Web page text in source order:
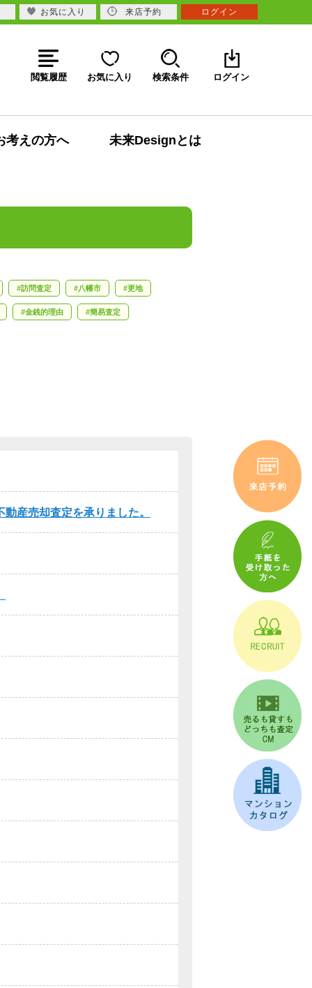
閲覧履歴 お気に入り 検索条件 ログイン
考えの方へ 未来Designとは
訪問査定 八幡市 更地
金銭的理由 簡易査定
産売却査定を承りました。
お気に入り 来店予約 ログイン